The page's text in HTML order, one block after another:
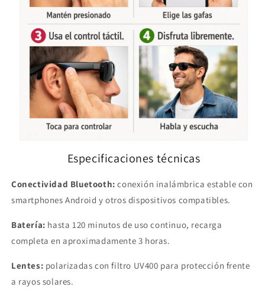
Especificaciones técnicas
Conectividad Bluetooth: conexión inalámbrica estable con
smartphones Android y otros dispositivos compatibles.
Batería: hasta 120 minutos de uso continuo, recarga
completa en aproximadamente 3 horas.
Lentes: polarizadas con filtro UV400 para protección frente
a rayos solares.